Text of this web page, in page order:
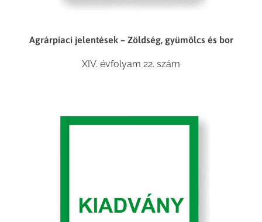
Agrárpiaci jelentések – Zöldség, gyümölcs és bor
XIV. évfolyam 22. szám